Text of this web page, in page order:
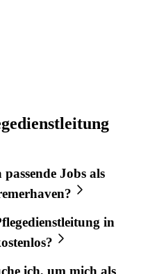
passende Jobs als
?
in
ich, um mich als